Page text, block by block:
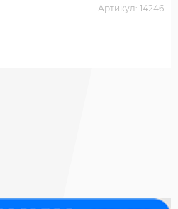
Артикул: 14246